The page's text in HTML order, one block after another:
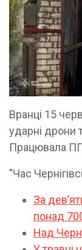
Вранці 15
ударні дрони
Працювала
"Час
За
понад
Над